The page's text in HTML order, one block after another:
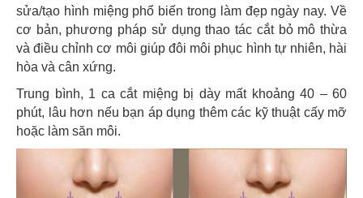
sửa/tạo hình miệng phổ biến trong làm đẹp ngày nay. Về
cơ bản, phương pháp sử dụng thao tác cắt bỏ mô thừa
và điều chỉnh cơ môi giúp đôi môi phục hình tự nhiên, hài
hòa và cân xứng.
Trung bình, 1 ca cắt miệng bị dày mất khoảng 40 – 60
phút, lâu hơn nếu bạn áp dụng thêm các kỹ thuật cấy mỡ
hoặc làm săn môi.